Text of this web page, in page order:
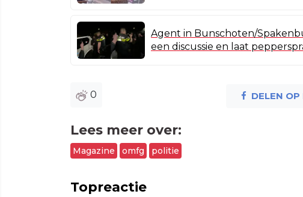
Agent in Bunschoten/
een discussie en laat
0 DELEN
Lees meer over:
Magazine omfg politie
Topreactie